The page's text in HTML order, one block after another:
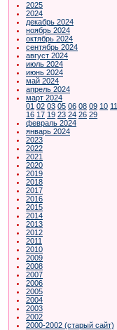
2025
2024
декабрь 2024
ноябрь 2024
октябрь 2024
сентябрь 2024
август 2024
июль 2024
июнь 2024
май 2024
апрель 2024
март 2024
01 02 03 05 06 08 09 10 11
16 17 19 23 24 26 29
февраль 2024
январь 2024
2023
2022
2021
2020
2019
2018
2017
2016
2015
2014
2013
2012
2011
2010
2009
2008
2007
2006
2005
2004
2003
2002
2000-2002 (старый сайт)